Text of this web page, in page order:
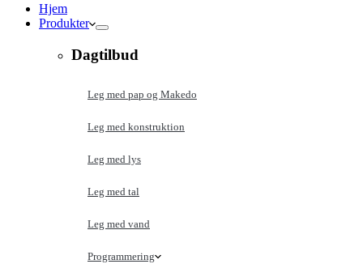
Hjem
Produkter
Dagtilbud
Leg med pap og Makedo
Leg med konstruktion
Leg med lys
Leg med tal
Leg med vand
Programmering